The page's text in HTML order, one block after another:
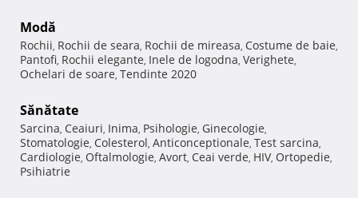
Modă
Rochii, Rochii de seara, Rochii de mireasa, Costume de baie,
Pantofi, Rochii elegante, Inele de logodna, Verighete,
Ochelari de soare, Tendinte 2020
Sănătate
Sarcina, Ceaiuri, Inima, Psihologie, Ginecologie,
Stomatologie, Colesterol, Anticonceptionale, Test sarcina,
Cardiologie, Oftalmologie, Avort, Ceai verde, HIV, Ortopedie,
Psihiatrie